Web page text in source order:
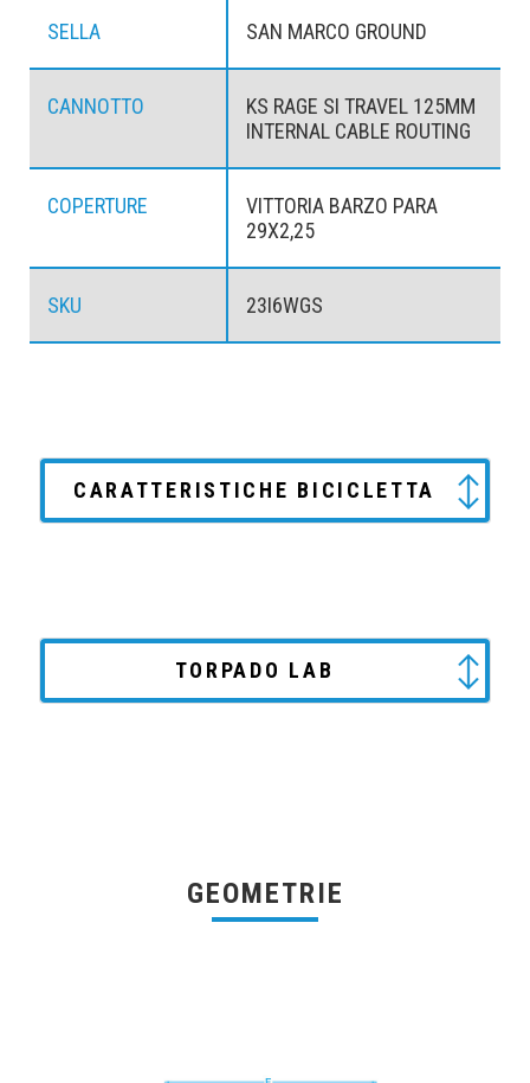
SELLA SAN MARCO GROUND
CANNOTTO
KS RAGE SI TRAVEL 125MM
INTERNAL CABLE ROUTING
COPERTURE
VITTORIA BARZO PARA
29X2,25
SKU 23I6WGS
CARATTERISTICHE BICICLETTA
TORPADO LAB
GEOMETRIE